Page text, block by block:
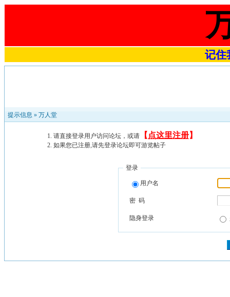
记住
提示信息 » 万人堂
请直接登录用户访问论坛，或请 【 点这里注册】
如果您已注册,请先登录论坛即可游览帖子
登录
用户名
密 码
隐身登录